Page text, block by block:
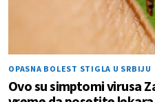
OPASNA BOLEST STIGLA U SRBIJU
Ovo su simptomi virusa